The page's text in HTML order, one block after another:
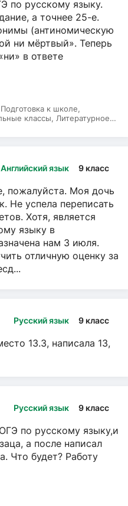
по русскому языку.
а точнее 25-е.
(антиномическую
ни мёртвый». Теперь
в ответе
к школе,
классы, Литературное
Английский язык 9 класс
пожалуйста. Моя дочь
Не успела переписать
Хотя, является
языку в
нам 3 июля.
отличную оценку за
Русский язык 9 класс
13.3, написала 13,
Русский язык 9 класс
по русскому языку,и
а после написал
Что будет? Работу